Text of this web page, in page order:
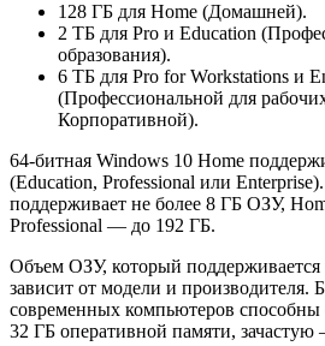
128 ГБ для Home (Домашней).
2 ТБ для Pro и Education
образования).
6 ТБ для Pro for Workstations и
(Профессиональной для
Корпоративной).
64-битная Windows 10 Home
(Education, Professional или
поддерживает не более 8 ГБ ОЗУ,
Professional — до 192 ГБ.
Объем ОЗУ, который поддерживается
зависит от модели и производителя.
современных компьютеров способны
32 ГБ оперативной памяти,